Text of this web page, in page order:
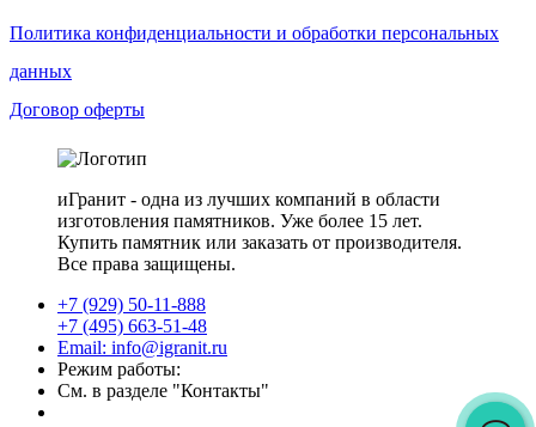
Политика конфиденциальности и обработки персональных
данных
Договор оферты
иГранит - одна из лучших компаний в области
изготовления памятников. Уже более 15 лет.
Купить памятник или заказать от производителя.
Все права защищены.
+7 (929) 50-11-888
+7 (495) 663-51-48
Email: info@igranit.ru
Режим работы:
См. в разделе "Контакты"